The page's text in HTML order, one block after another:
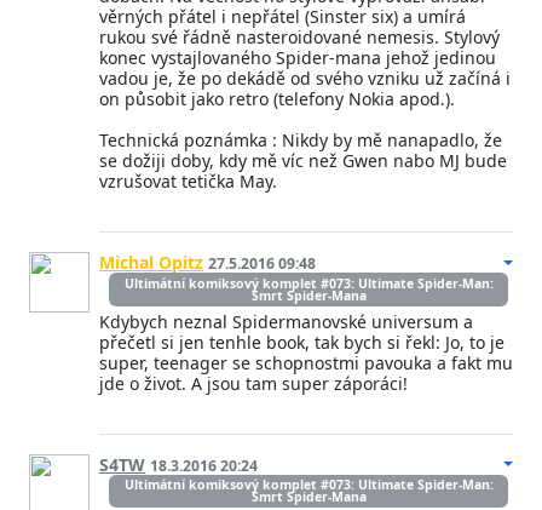
věrných přátel i nepřátel (Sinster six) a umírá
rukou své řádně nasteroidované nemesis. Stylový
konec vystajlovaného Spider-mana jehož jedinou
vadou je, že po dekádě od svého vzniku už začíná i
on působit jako retro (telefony Nokia apod.).
Technická poznámka : Nikdy by mě nanapadlo, že
se dožiji doby, kdy mě víc než Gwen nabo MJ bude
vzrušovat tetička May.
Michal Opitz 27.5.2016 09:48
Ultimátní komiksový komplet #073: Ultimate Spider-Man:
Smrt Spider-Mana
Kdybych neznal Spidermanovské universum a
přečetl si jen tenhle book, tak bych si řekl: Jo, to je
super, teenager se schopnostmi pavouka a fakt mu
jde o život. A jsou tam super záporáci!
S4TW 18.3.2016 20:24
Ultimátní komiksový komplet #073: Ultimate Spider-Man:
Smrt Spider-Mana